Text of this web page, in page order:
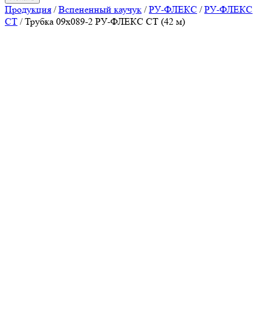
Продукция /Вспененный каучук /РУ-ФЛЕКС /РУ-ФЛЕКС
СТ /Трубка 09х089-2 РУ-ФЛЕКС СТ (42 м)